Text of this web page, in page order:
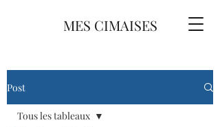
MES CIMAISES
Post
Tous les tableaux